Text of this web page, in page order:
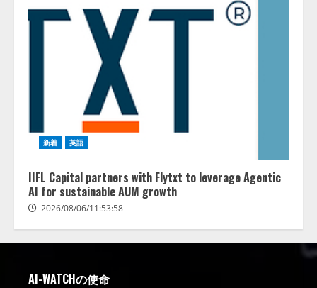
新着 英語
IIFL Capital partners with Flytxt to leverage Agentic
AI for sustainable AUM growth
2026/08/06/11:53:58
AI-WATCHの使命